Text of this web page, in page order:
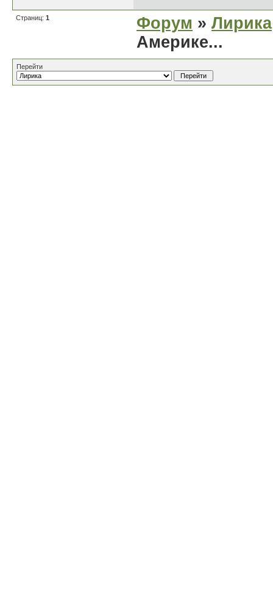
Страниц: 1 Форум » Лирика
Америке...
Перейти